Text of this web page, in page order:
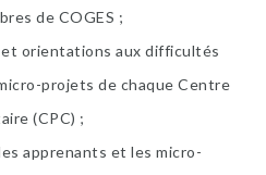
de COGES ;
orientations aux difficultés
projets de chaque Centre
(CPC) ;
apprenants et les micro-